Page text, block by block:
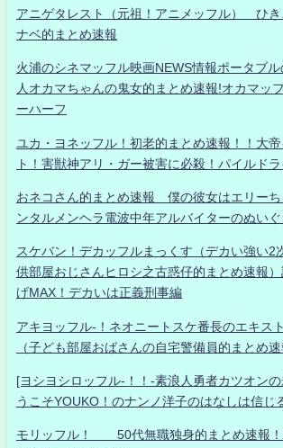
アニゲタレスト（元祖！アニメッフル） ひき
ナベ的まとめ速報
火浦のシネマッフル映画NEWS情報ポータブ
人オカマちゃんの鬼女的まとめ速報!オカマッ
ーハーフ
ユカ・ヨネッフル！初老的まとめ速報！！大
ト！害獣神アリ・ガー被害に必殺！パイルド
おネコさん的まとめ速報 僕の彼女はエリーち
ンタルメンヘラ電波中年アルバイターのぬい
スケバン！デカッフルまっくす（デカい強い2
供部屋おじさんヒロシ之古惑仔的まとめ速報
げMAX！デカいは正義刑事編
アキヨッフル-！ネオニートスケ番長のエキス
（子ども部屋おばさんの自宅警備員的まとめ速
[ヨシヨシロッフル-！！-素浪人勇者カツオン
うこそYOUKO！のナンノ洋子のはなしは信じ
モリッフル！ 50代無職独身的まとめ速報！